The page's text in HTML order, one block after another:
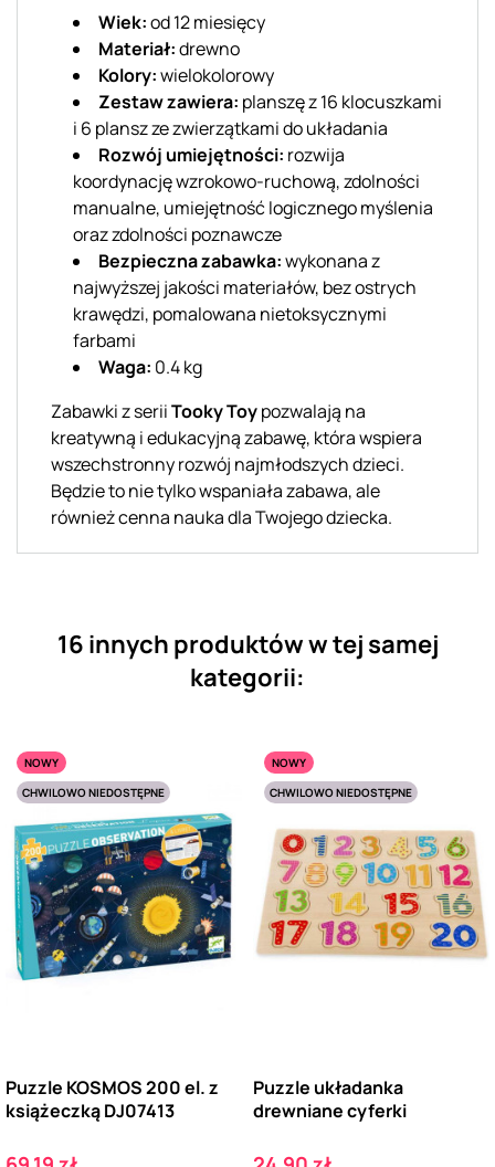
Wiek:od 12 miesięcy
Materiał:drewno
Kolory:wielokolorowy
Zestaw zawiera: planszę z 16 klocuszkami
i 6 plansz ze zwierzątkami do układania
Rozwój umiejętności: rozwija
koordynację wzrokowo-ruchową, zdolności
manualne, umiejętność logicznego myślenia
oraz zdolności poznawcze
Bezpieczna zabawka:wykonana z
najwyższej jakości materiałów, bez ostrych
krawędzi, pomalowana nietoksycznymi
farbami
Waga: 0.4 kg
Zabawki z seriiTooky Toypozwalają na
kreatywną i edukacyjną zabawę, która wspiera
wszechstronny rozwój najmłodszych dzieci.
Będzie to nie tylko wspaniała zabawa, ale
również cenna nauka dla Twojego dziecka.
16 innych produktów w tej samej
kategorii:
NOWY
CHWILOWO NIEDOSTĘPNE
Puzzle KOSMOS 200 el. z
książeczką DJ07413
NOWY
CHWILOWO NIEDOSTĘPNE
Puzzle układanka
drewniane cyferki